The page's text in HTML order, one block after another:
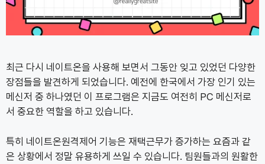
최근 다시 네이트온을 사용해 보면서 그동안 잊고 있었던 다양한
장점들을 발견하게 되었습니다. 예전에 한국에서 가장 인기 있는
메신저 중 하나였던 이 프로그램은 지금도 여전히 PC 메신저로
서 중요한 역할을 하고 있습니다.
특히 네이트온원격제어 기능은 재택근무가 증가하는 요즘과 같
은 상황에서 정말 유용하게 쓰일 수 있습니다. 팀원들과의 원활한